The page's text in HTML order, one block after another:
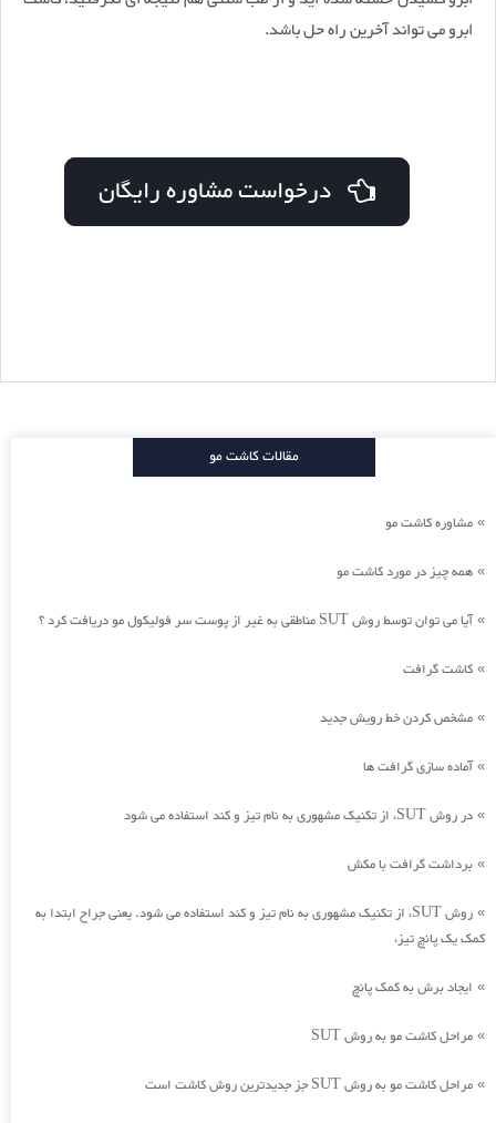
ابرو می تواند آخرین راه حل باشد.
مقالات کاشت مو
» مشاوره کاشت مو
» همه چیز در مورد کاشت مو
»آیا می توان توسط روش SUT مناطقی به غیر از پوست سر فولیکول مو دریافت کرد ؟
» کاشت گرافت
» مشخص کردن خط رویش جدید
»آماده سازی گرافت ها
» در روش SUT، از تکنیک مشهوری به نام تیز و کند استفاده می شود
» برداشت گرافت با مکش
»
روش SUT، از تکنیک مشهوری به نام تیز و کند استفاده می شود. یعنی جراح ابتدا به
کمک یک پانچ تیز،
» ایجاد برش به کمک پانچ
» مراحل کاشت مو به روش SUT
» مراحل کاشت مو به روش SUT جز جدیدترین روش کاشت است